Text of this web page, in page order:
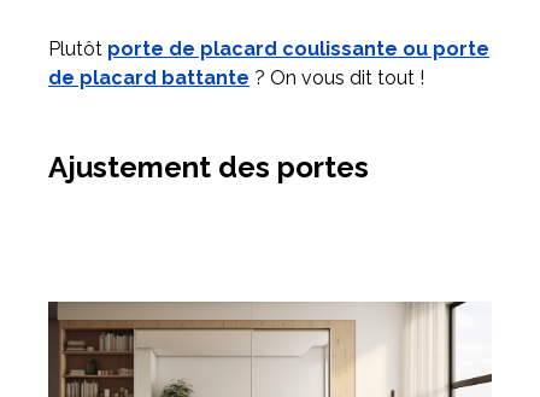
Plutôt porte de placard coulissante ou porte
de placard battante ? On vous dit tout !
Ajustement des portes